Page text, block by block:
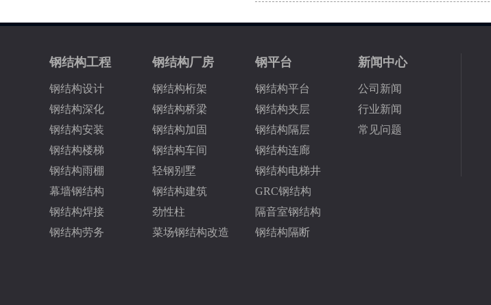
钢结构工程
钢结构设计
钢结构深化
钢结构安装
钢结构楼梯
钢结构雨棚
幕墙钢结构
钢结构焊接
钢结构劳务
钢结构厂房
钢结构桁架
钢结构桥梁
钢结构加固
钢结构车间
轻钢别墅
钢结构建筑
劲性柱
菜场钢结构改造
钢平台
钢结构平台
钢结构夹层
钢结构隔层
钢结构连廊
钢结构电梯井
GRC钢结构
隔音室钢结构
钢结构隔断
新闻中心
公司新闻
行业新闻
常见问题